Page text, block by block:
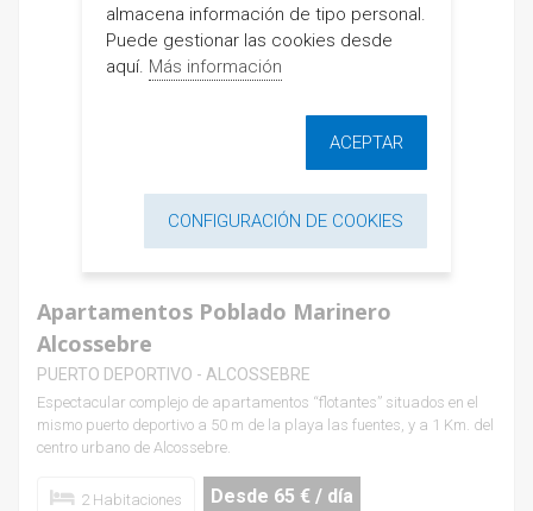
Apartamentos Poblado Marinero
Alcossebre
PUERTO DEPORTIVO - ALCOSSEBRE
Espectacular complejo de apartamentos “flotantes” situados en el
mismo puerto deportivo a 50 m de la playa las fuentes, y a 1 Km. del
centro urbano de Alcossebre.
2 Habitaciones Desde 65 € / día
almacena información de tipo personal.
Puede gestionar las cookies desde
aquí. Más información
ACEPTAR
CONFIGURACIÓN DE COOKIES